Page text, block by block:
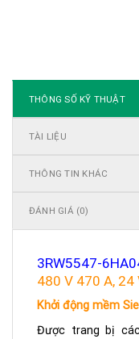
THÔNG SỐ KỸ THUẬT
TÀI LIỆU
THÔNG TIN KHÁC
ĐÁNH GIÁ (0)
3RW5547-
480 V 470 A,
Khởi động mềm
Được trang bị